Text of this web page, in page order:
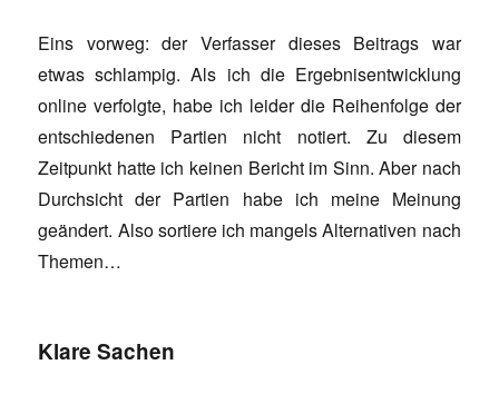
Eins vorweg: der Verfasser dieses Beitrags war
etwas schlampig. Als ich die Ergebnisentwicklung
online verfolgte, habe ich leider die Reihenfolge der
entschiedenen Partien nicht notiert. Zu diesem
Zeitpunkt hatte ich keinen Bericht im Sinn. Aber nach
Durchsicht der Partien habe ich meine Meinung
geändert. Also sortiere ich mangels Alternativen nach
Themen…
Klare Sachen